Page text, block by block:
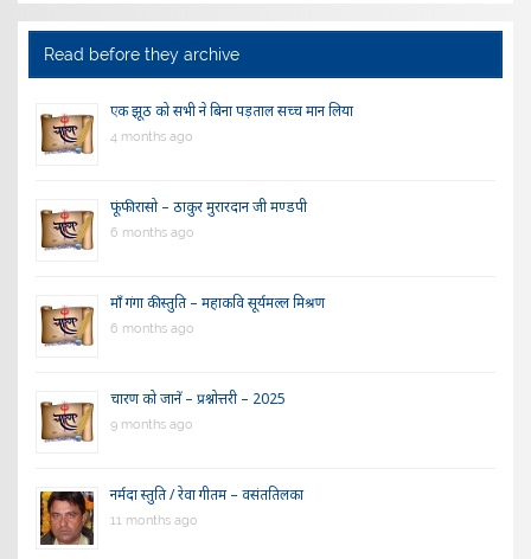
Read before they archive
एक झूठ को सभी ने बिना पड़ताल सच्च मान लिया
4 months ago
फूंफी रासो – ठाकुर मुरारदान जी मण्डपी
6 months ago
माँ गंगा की स्तुति – महाकवि सूर्यमल्ल मिश्रण
6 months ago
चारण को जानें – प्रश्नोत्तरी – 2025
9 months ago
नर्मदा स्तुति / रेवा गीतम – वसंततिलका
11 months ago